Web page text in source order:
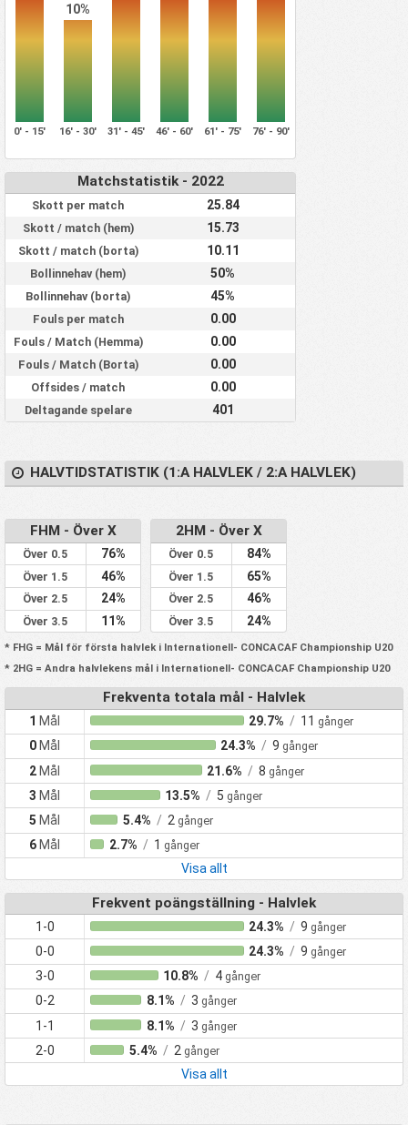
10%
0' - 15' 16' - 30' 31' - 45' 46' - 60' 61' - 75' 76' - 90'
Matchstatistik - 2022
Skott per match 25.84
Skott / match (hem) 15.73
Skott / match (borta) 10.11
Bollinnehav (hem) 50%
Bollinnehav (borta) 45%
Fouls per match 0.00
Fouls / Match (Hemma) 0.00
Fouls / Match (Borta) 0.00
Offsides / match 0.00
Deltagande spelare 401
HALVTIDSTATISTIK (1:A HALVLEK / 2:A HALVLEK)
FHM - Över X
Över 0.5 76%
Över 1.5 46%
Över 2.5 24%
Över 3.5 11%
2HM - Över X
Över 0.5 84%
Över 1.5 65%
Över 2.5 46%
Över 3.5 24%
* FHG = Mål för första halvlek i Internationell- CONCACAF Championship U20
* 2HG = Andra halvlekens mål i Internationell- CONCACAF Championship U20
Frekventa totala mål - Halvlek
1 Mål 29.7% / 11 gånger
0 Mål 24.3% / 9 gånger
2Mål 21.6% / 8 gånger
3 Mål 13.5% / 5 gånger
5 Mål 5.4% / 2 gånger
6 Mål 2.7% / 1 gånger
Visa allt
Frekvent poängställning - Halvlek
1-0 24.3% / 9 gånger
0-0 24.3% / 9 gånger
3-0 10.8% / 4 gånger
0-2 8.1% / 3 gånger
1-1 8.1% / 3 gånger
2-0 5.4% / 2 gånger
Visa allt